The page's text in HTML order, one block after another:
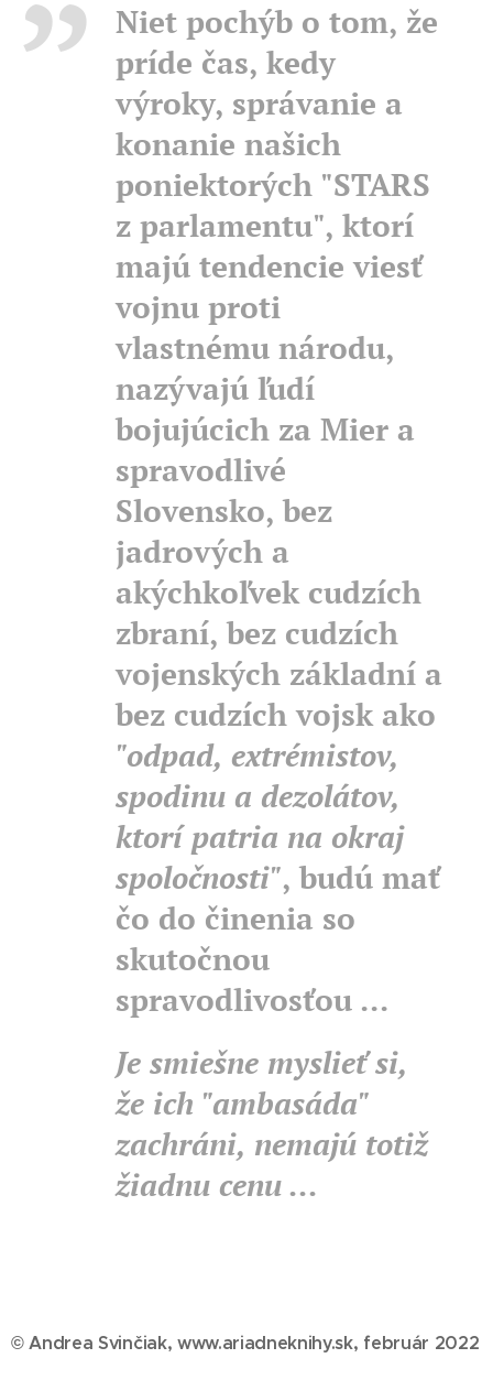
Niet pochýb o tom, že
príde čas, kedy
výroky, správanie a
konanie našich
poniektorých "STARS
z parlamentu", ktorí
majú tendencie viesť
vojnu proti
vlastnému národu,
nazývajú ľudí
bojujúcich za Mier a
spravodlivé
Slovensko, bez
jadrových a
akýchkoľvek cudzích
zbraní, bez cudzích
vojenských základní a
bez cudzích vojsk ako
"odpad, extrémistov,
spodinu a dezolátov,
ktorí patria na okraj
spoločnosti", budú mať
čo do činenia so
skutočnou
spravodlivosťou ...
Je smiešne myslieť si,
že ich "ambasáda"
zachráni, nemajú totiž
žiadnu cenu ...
© Andrea Svinčiak, www.ariadneknihy.sk, február 2022